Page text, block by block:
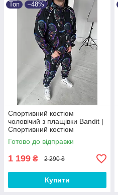
Топ –48%
Спортивний костюм
чоловічий з плащівки Bandit |
Спортивний костюм
чоловічий з принтом
Готово до відправки
1 199 ₴ 2 290 ₴
Купити